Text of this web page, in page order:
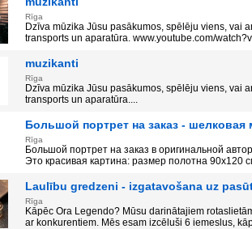
Rīga
Dzīva mūzika Jūsu pasākumos, spēlēju viens, vai
transports un aparatūra. www.youtube.com/
muzikanti
Rīga
Dzīva mūzika Jūsu pasākumos, spēlēju viens, vai
transports un aparatūra....
Большой портрет на заказ - шелковая
Rīga
Большой портрет на заказ в оригинальной
Это красивая картина: размер полотна 90х120
Laulību gredzeni - izgatavošana uz
Rīga
Kāpēc Ora Legendo? Mūsu darinātajiem
ar konkurentiem. Mēs esam izcēluši 6 iemeslus,